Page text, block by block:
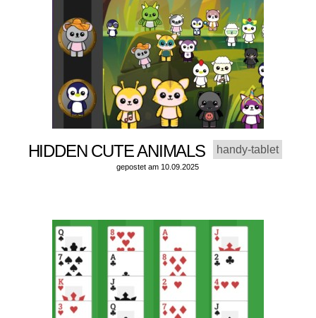
HIDDEN CUTE ANIMALS handy-tablet
gepostet am 10.09.2025